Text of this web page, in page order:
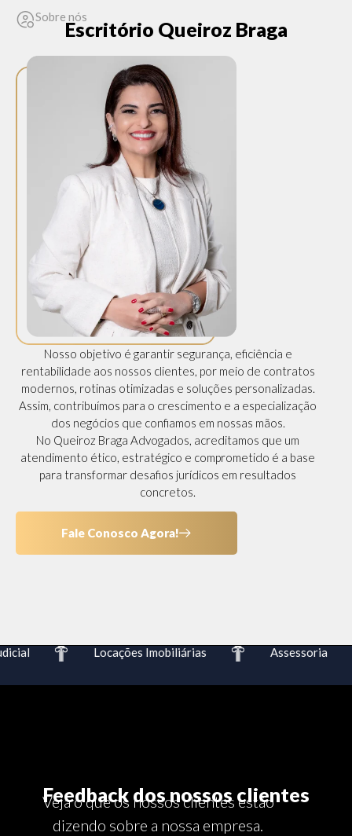
Sobre nós
Escritório Queiroz Braga
Nosso objetivo é garantir segurança, eficiência e
rentabilidade aos nossos clientes, por meio de contratos
modernos, rotinas otimizadas e soluções personalizadas.
Assim, contribuímos para o crescimento e a especialização
dos negócios que confiamos em nossas mãos.
No Queiroz Braga Advogados, acreditamos que um
atendimento ético, estratégico e comprometido é a base
para transformar desafios jurídicos em resultados
concretos.
Fale Conosco Agora!
Locações Imobiliárias Assessoria
Feedback dos nossos clientes
Veja o que os nossos clientes estão
dizendo sobre a nossa empresa.